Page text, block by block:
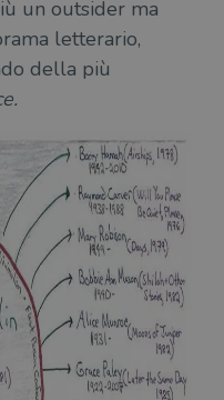
un outsider ma
letterario,
della più
.illibraio.it Sessione
.tiktok.com
1
settimana
3 giorni